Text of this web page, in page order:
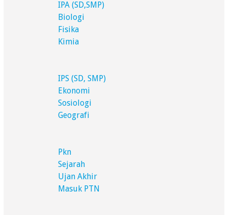
IPA (SD,SMP)
Biologi
Fisika
Kimia
IPS (SD, SMP)
Ekonomi
Sosiologi
Geografi
Pkn
Sejarah
Ujan Akhir
Masuk PTN